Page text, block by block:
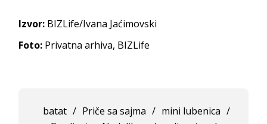
Izvor: BIZLife/Ivana Jaćimovski
Foto: Privatna arhiva, BIZLife
batat / Priče sa sajma / mini lubenica /